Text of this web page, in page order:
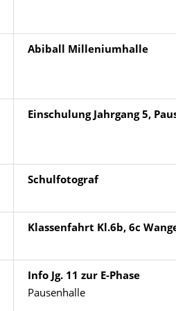
Abiball Milleniumhalle
Einschulung Jahrgang 5,
Schulfotograf
Klassenfahrt Kl.6b, 6c
Info Jg. 11 zur E-Phase
Pausenhalle